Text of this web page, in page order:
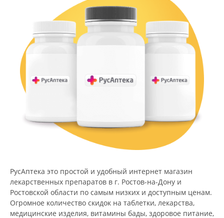
РусАптека это простой и удобный интернет магазин
лекарственных препаратов в г. Ростов-на-Дону и
Ростовской области по самым низких и доступным ценам.
Огромное количество скидок на таблетки, лекарства,
медицинские изделия, витамины бады, здоровое питание,